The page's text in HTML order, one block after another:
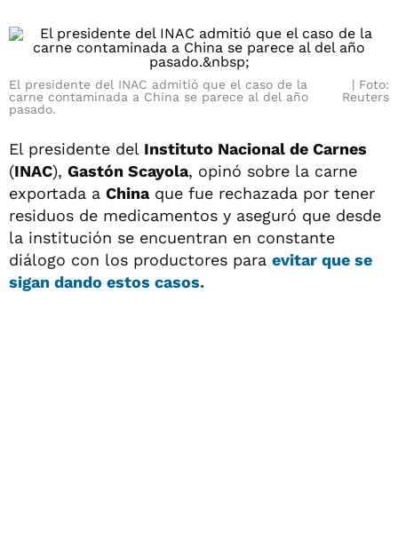
El presidente del INAC admitió que el caso de la
carne contaminada a China se parece al del año
pasado.
Foto:
Reuters
El presidente del Instituto Nacional de Carnes
(INAC), Gastón Scayola, opinó sobre la carne
exportada a Chinaque fue rechazada por tener
residuos de medicamentos y aseguró que desde
la institución se encuentran en constante
diálogo con los productores para evitar que se
sigan dando estos casos.